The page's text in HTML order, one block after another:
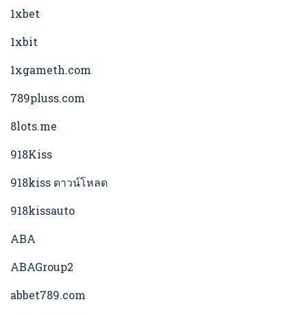
1xbet
1xbit
1xgameth.com
789pluss.com
8lots.me
918Kiss
918kiss ดาวน์โหลด
918kissauto
ABA
ABAGroup2
abbet789.com